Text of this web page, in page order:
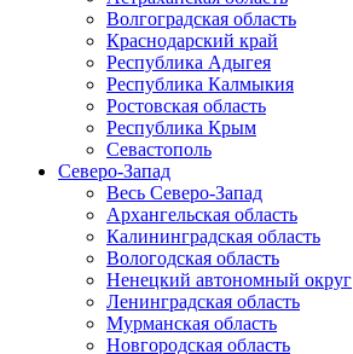
Волгоградская область
Краснодарский край
Республика Адыгея
Республика Калмыкия
Ростовская область
Республика Крым
Севастополь
Северо-Запад
Весь Северо-Запад
Архангельская область
Калининградская область
Вологодская область
Ненецкий автономный округ
Ленинградская область
Мурманская область
Новгородская область